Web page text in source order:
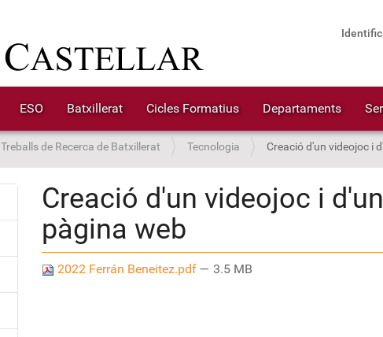
ESO Batxillerat Cicles Formatius Departaments
Treballs de Recerca de Batxillerat Tecnologia Creació d'un videojoc i
Creació d'un videojoc i
pàgina web
2022 Ferrán Beneitez.pdf — 3.5 MB